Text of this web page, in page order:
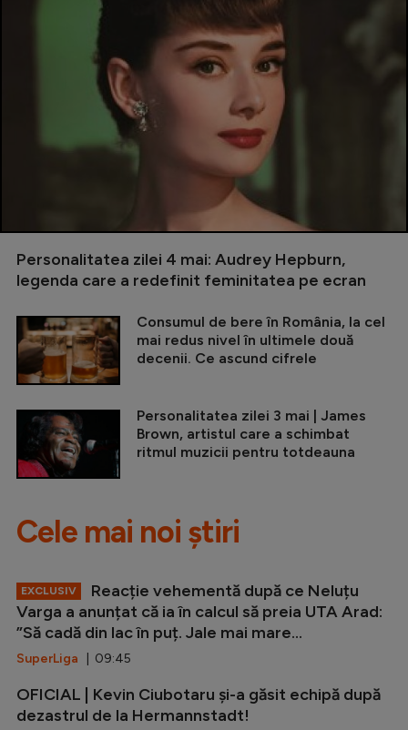
Personalitatea zilei 4 mai: Audrey Hepburn,
legenda care a redefinit feminitatea pe ecran
Consumul de bere în România, la cel
mai redus nivel în ultimele două
decenii. Ce ascund cifrele
Personalitatea zilei 3 mai | James
Brown, artistul care a schimbat
ritmul muzicii pentru totdeauna
Cele mai noi știri
EXCLUSIV
Reacție vehementă după ce Neluțu
Varga a anunțat că ia în calcul să preia UTA Arad:
”Să cadă din lac în puț. Jale mai mare...
SuperLiga | 09:45
OFICIAL | Kevin Ciubotaru și-a găsit echipă după
dezastrul de la Hermannstadt!